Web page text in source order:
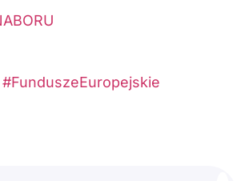
#FunduszeEuropejskie